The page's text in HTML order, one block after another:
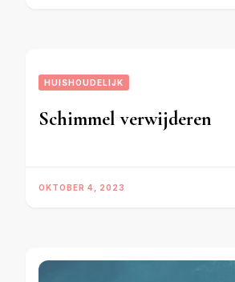
HUISHOUDELIJK
Schimmel verwijderen
OKTOBER 4, 2023